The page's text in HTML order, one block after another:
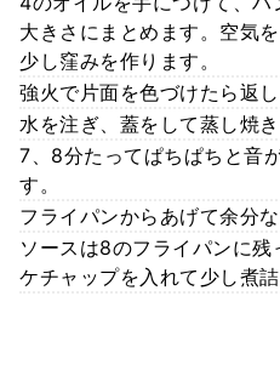
大きさにまとめます。空気
少し窪みを作ります。
強火で片面を色づけたら返
水を注ぎ、蓋をして蒸し焼き
7、8分たってぱちぱちと音
す。
フライパンからあげて余分な
ソースは8のフライパンに残
ケチャップを入れて少し煮